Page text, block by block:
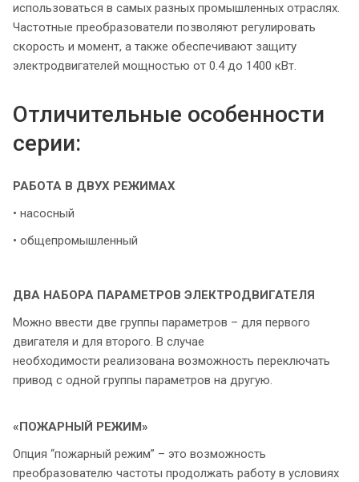
использоваться в самых разных промышленных отраслях.
Частотные преобразователи позволяют регулировать
скорость и момент, а также обеспечивают защиту
электродвигателей мощностью от 0.4 до 1400 кВт.
Отличительные особенности
серии:
РАБОТА В ДВУХ РЕЖИМАХ
• насосный
• общепромышленный
ДВА НАБОРА ПАРАМЕТРОВ ЭЛЕКТРОДВИГАТЕЛЯ
Можно ввести две группы параметров – для первого
двигателя и для второго. В случае
необходимости реализована возможность переключать
привод с одной группы параметров на другую.
«ПОЖАРНЫЙ РЕЖИМ»
Опция “пожарный режим” – это возможность
преобразователю частоты продолжать работу в условиях